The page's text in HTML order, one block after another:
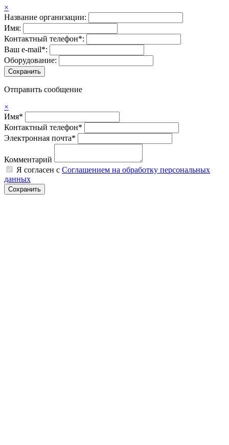
×
Название организации:
Имя:
Контактный телефон*:
Ваш e-mail*:
Оборудование:
Отправить сообщение
×
Имя*
Контактный телефон*
Электронная почта*
Комментарий
Я согласен с Соглашением на обработку персональных
данных